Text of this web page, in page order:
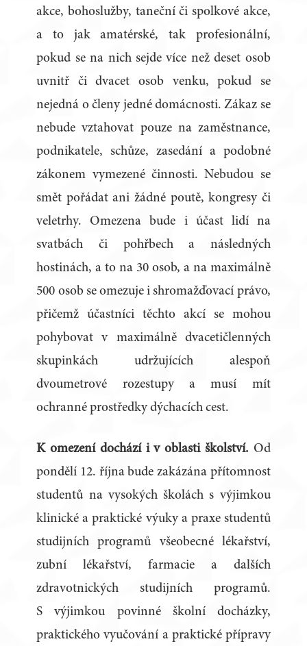
akce, bohoslužby, taneční či spolkové akce,
a to jak amatérské, tak profesionální,
pokud se na nich sejde více než deset osob
uvnitř či dvacet osob venku, pokud se
nejedná o členy jedné domácnosti. Zákaz se
nebude vztahovat pouze na zaměstnance,
podnikatele, schůze, zasedání a podobné
zákonem vymezené činnosti. Nebudou se
smět pořádat ani žádné poutě, kongresy či
veletrhy. Omezena bude i účast lidí na
svatbách či pohřbech a následných
hostinách, a to na 30 osob, a na maximálně
500 osob se omezuje i shromažďovací právo,
přičemž účastníci těchto akcí se mohou
pohybovat v maximálně dvacetičlenných
skupinkách udržujících alespoň
dvoumetrové rozestupy a musí mít
ochranné prostředky dýchacích cest.
K omezení dochází i v oblasti školství. Od
pondělí 12. října bude zakázána přítomnost
studentů na vysokých školách s výjimkou
klinické a praktické výuky a praxe studentů
studijních programů všeobecné lékařství,
zubní lékařství, farmacie a dalších
zdravotnických studijních programů.
S výjimkou povinné školní docházky,
praktického vyučování a praktické přípravy